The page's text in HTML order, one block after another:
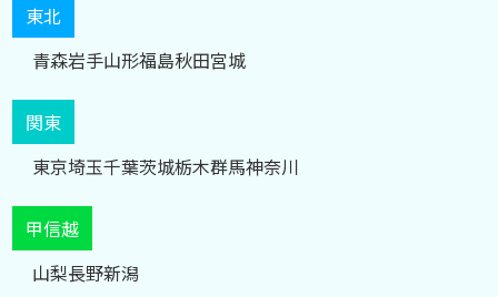
東北
青森岩手山形福島秋田宮城
関東
東京埼玉千葉茨城栃木群馬神奈川
甲信越
山梨長野新潟